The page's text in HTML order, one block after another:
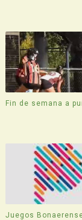
Fin de semana a
Juegos